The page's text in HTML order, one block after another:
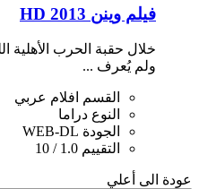
فيلم وينن 2013 HD
خلال حقبة الحرب الأهلية
ولم يُعرف ...
القسم
افلام عربي
النوع دراما
الجودة WEB-DL
التقييم 1.0 / 10
عودة الى أعلي